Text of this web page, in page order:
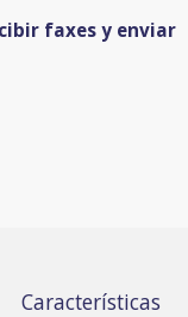
faxes y enviar
Características